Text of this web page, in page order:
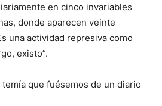
en cinco invariables
donde aparecen veinte
una actividad represiva como
existo”.
que fuésemos de un diario